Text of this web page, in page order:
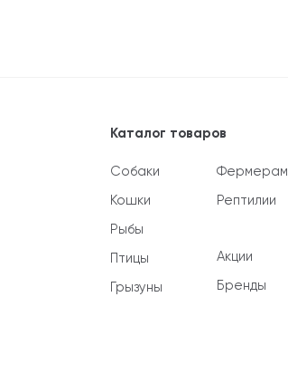
Каталог товаров
Собаки
Кошки
Рыбы
Птицы
Грызуны
Фермерам
Рептилии
Акции
Бренды